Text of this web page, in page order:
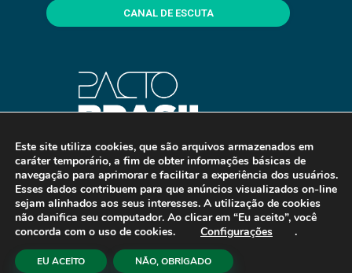
CANAL DE ESCUTA
Este site utiliza cookies, que são arquivos armazenados em
caráter temporário, a fim de obter informações básicas de
navegação para aprimorar e facilitar a experiência dos usuários.
Esses dados contribuem para que anúncios visualizados on-line
sejam alinhados aos seus interesses. A utilização de cookies
não danifica seu computador. Ao clicar em “Eu aceito”, você
concorda com o uso de cookies.
Configurações .
EU ACEITO NÃO, OBRIGADO